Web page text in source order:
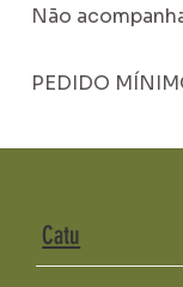
Não
PEDIDO
Catu